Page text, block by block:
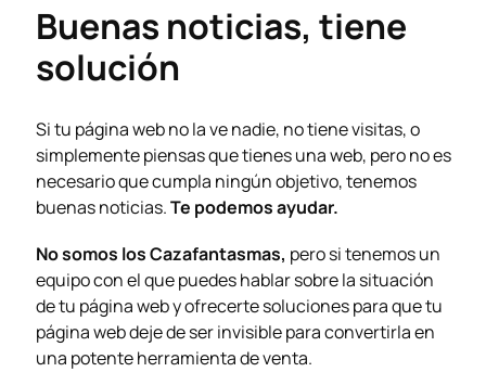
Buenas noticias, tiene
solución
Si tu página web no la ve nadie, no tiene visitas, o
simplemente piensas que tienes una web, pero no es
necesario que cumpla ningún objetivo, tenemos
buenas noticias.Te podemos ayudar.
No somos los Cazafantasmas, pero si tenemos un
equipo con el que puedes hablar sobre la situación
de tu página web y ofrecerte soluciones para que tu
página web deje de ser invisible para convertirla en
una potente herramienta de venta.